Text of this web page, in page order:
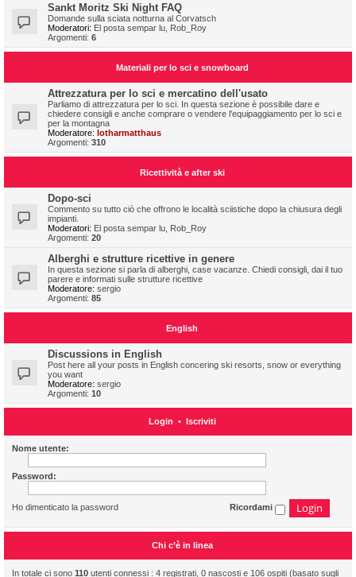
Sankt Moritz Ski Night FAQ
Domande sulla sciata notturna al Corvatsch
Moderatori: El posta sempar lu Rob_Roy
Argomenti: 6
Materiali per lo sci e snowboard
Attrezzatura per lo sci e mercatino dell'usato
Parliamo di attrezzatura per lo sci. In questa sezione è possibile dare e
chiedere consigli e anche comprare o vendere l'equipaggiamento per lo sci e
per la montagna
Moderatore: lotharmatthaus
Argomenti: 310
Ricettività e after ski
Dopo-sci
Commento su tutto ciò che offrono le località sciistiche dopo la chiusura degli
impianti.
Moderatori: El posta sempar lu Rob_Roy
Argomenti: 20
Alberghi e strutture ricettive in genere
In questa sezione si parla di alberghi, case vacanze. Chiedi consigli, dai il tuo
parere e informati sulle strutture ricettive
Moderatore: sergio
Argomenti: 85
English
Discussions in English
Post here all your posts in English concering ski resorts, snow or everything
you want
Moderatore: sergio
Argomenti: 10
Login • Iscriviti
Nome utente:
Password:
Ho dimenticato la password Ricordami
Chi c’è in linea
In totale ci sono 110 utenti connessi : 4 registrati, 0 nascosti e 106 ospiti (basato sugli